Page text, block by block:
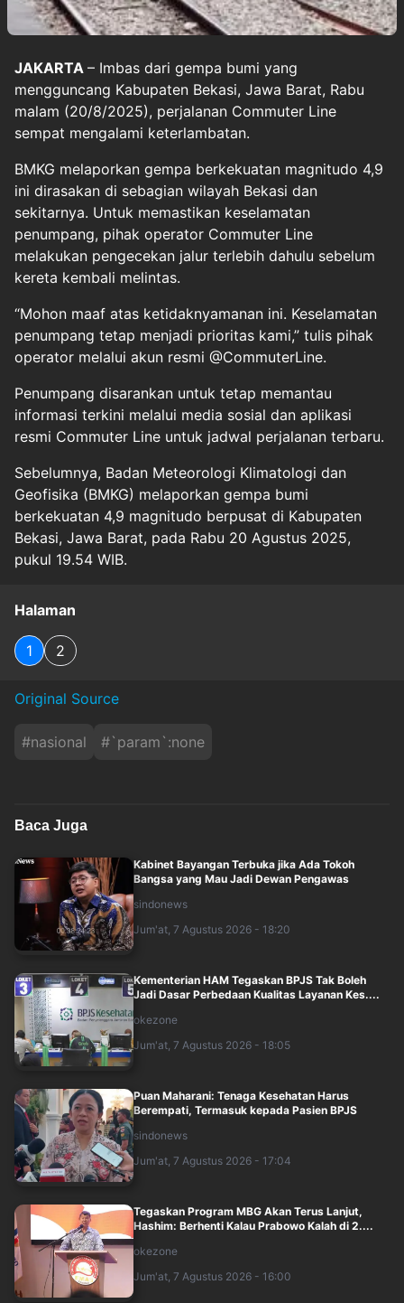
JAKARTA – Imbas dari gempa bumi yang
mengguncang Kabupaten Bekasi, Jawa Barat, Rabu
malam (20/8/2025), perjalanan Commuter Line
sempat mengalami keterlambatan.
BMKG melaporkan gempa berkekuatan magnitudo 4,9
ini dirasakan di sebagian wilayah Bekasi dan
sekitarnya. Untuk memastikan keselamatan
penumpang, pihak operator Commuter Line
melakukan pengecekan jalur terlebih dahulu sebelum
kereta kembali melintas.
“Mohon maaf atas ketidaknyamanan ini. Keselamatan
penumpang tetap menjadi prioritas kami,” tulis pihak
operator melalui akun resmi @CommuterLine.
Penumpang disarankan untuk tetap memantau
informasi terkini melalui media sosial dan aplikasi
resmi Commuter Line untuk jadwal perjalanan terbaru.
Sebelumnya, Badan Meteorologi Klimatologi dan
Geofisika (BMKG) melaporkan gempa bumi
berkekuatan 4,9 magnitudo berpusat di Kabupaten
Bekasi, Jawa Barat, pada Rabu 20 Agustus 2025,
pukul 19.54 WIB.
Halaman
1 2
Original Source
#nasional #`param`:none
Baca Juga
Kabinet Bayangan Terbuka jika Ada Tokoh
Bangsa yang Mau Jadi Dewan Pengawas
sindonews
Jum'at, 7 Agustus 2026 - 18:20
Kementerian HAM Tegaskan BPJS Tak Boleh
Jadi Dasar Perbedaan Kualitas Layanan Kes....
okezone
Jum'at, 7 Agustus 2026 - 18:05
Puan Maharani: Tenaga Kesehatan Harus
Berempati, Termasuk kepada Pasien BPJS
sindonews
Jum'at, 7 Agustus 2026 - 17:04
Tegaskan Program MBG Akan Terus Lanjut,
Hashim: Berhenti Kalau Prabowo Kalah di 2....
okezone
Jum'at, 7 Agustus 2026 - 16:00